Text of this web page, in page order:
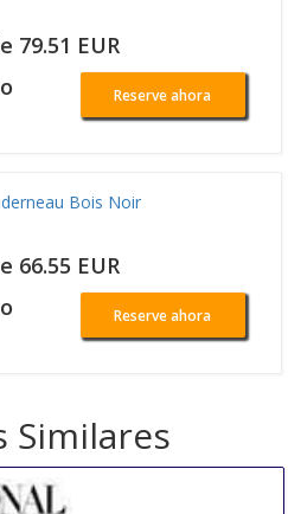
79.51 EUR
o Reserve ahora
Bois Noir
66.55 EUR
o Reserve ahora
Similares